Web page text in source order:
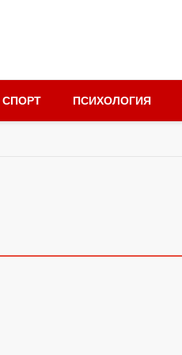
СПОРТ ПСИХОЛОГИЯ